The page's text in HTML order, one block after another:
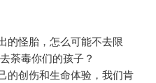
的怪胎，怎么可能不去限
荼毒你们的孩子？
的创伤和生命体验，我们肯